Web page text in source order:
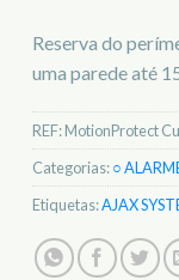
Reserva do
uma parede até
REF:MotionProtect
Categorias:○
Etiquetas:AJAX